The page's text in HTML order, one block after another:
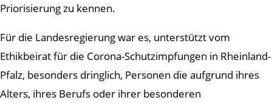
Priorisierung zu kennen.
Für die Landesregierung war es, unterstützt vom
Ethikbeirat für die Corona-Schutzimpfungen in Rheinland-
Pfalz, besonders dringlich, Personen die aufgrund ihres
Alters, ihres Berufs oder ihrer besonderen